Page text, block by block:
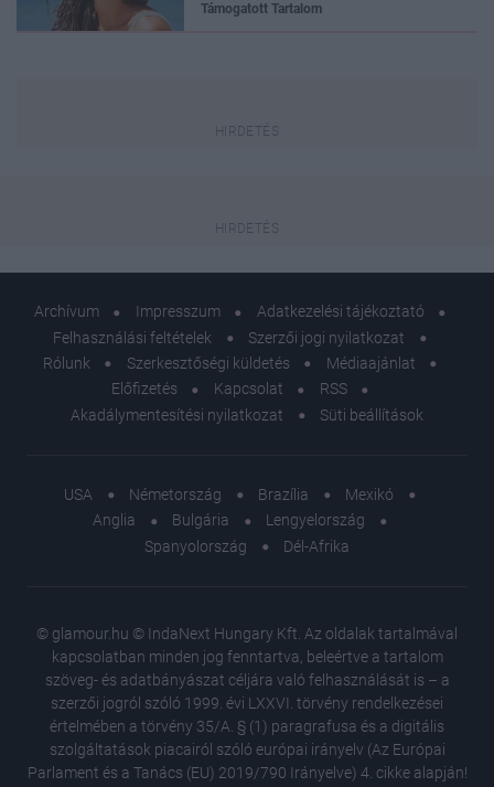
Támogatott Tartalom
Archívum Impresszum
Adatkezelési tájékoztató
Felhasználási feltételek
Szerzői jogi nyilatkozat
Rólunk
Szerkesztőségi küldetés
Médiaajánlat
Előfizetés
Kapcsolat
RSS
Akadálymentesítési nyilatkozat
Süti beállítások
USA Németország Brazília
Mexikó
Anglia
Bulgária
Lengyelország
Spanyolország
Dél-Afrika
© glamour.hu © IndaNext Hungary Kft. Az oldalak tartalmával
kapcsolatban minden jog fenntartva, beleértve a tartalom
szöveg- és adatbányászat céljára való felhasználását is – a
szerzői jogról szóló 1999. évi LXXVI. törvény rendelkezései
értelmében a törvény 35/A. § (1) paragrafusa és a digitális
szolgáltatások piacairól szóló európai irányelv (Az Európai
Parlament és a Tanács (EU) 2019/790 Irányelve) 4. cikke alapján!